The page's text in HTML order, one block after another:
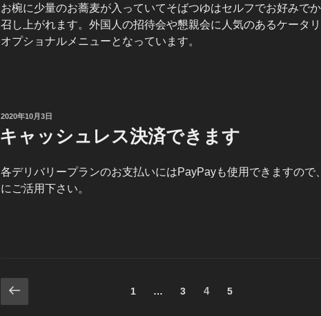
お椀に少量のお蕎麦が入っていてそばつゆはセルフでお好みで
召し上がれます。外国人の招待会や懇親会に人気のあるケータ
オプショナルメニューとなっています。
投
日:
2020年10月3日
キャッシュレス決済できます
各デリバリープランのお支払いにはPayPayも使用できますので
にご活用下さい。
投前
の
固
1 …
固
3
固
4
固
5